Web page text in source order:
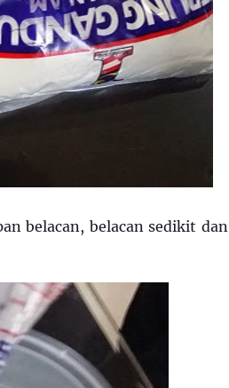
belacan, belacan sedikit dan